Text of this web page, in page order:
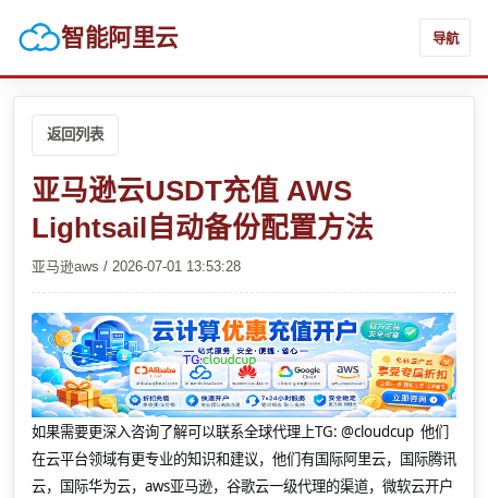
智能阿里云 导航
返回列表
亚马逊云USDT充值 AWS
Lightsail自动备份配置方法
亚马逊aws / 2026-07-01 13:53:28
如果需要更深入咨询了解可以联系全球代理上TG: @cloudcup 他们
在云平台领域有更专业的知识和建议，他们有国际阿里云，国际腾讯
云，国际华为云，aws亚马逊，谷歌云一级代理的渠道，微软云开户